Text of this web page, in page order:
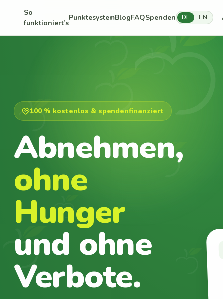
So
funktioniert’s
PunktesystemBlogFAQSpenden DE EN
100 % kostenlos & spendenfinanziert
Abnehmen,
ohne
Hunger
und ohne
Verbote.